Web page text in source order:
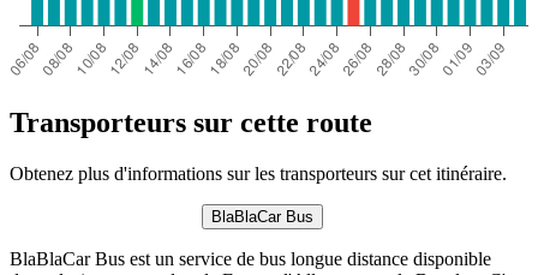
Transporteurs sur cette route
Obtenez plus d'informations sur les transporteurs sur cet itinéraire.
BlaBlaCar Bus
BlaBlaCar Bus est un service de bus longue distance disponible